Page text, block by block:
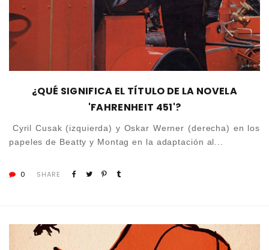
¿QUÉ SIGNIFICA EL TÍTULO DE LA NOVELA
'FAHRENHEIT 451'?
Cyril Cusak (izquierda) y Oskar Werner (derecha) en los
papeles de Beatty y Montag en la adaptación al...
0 SHARE